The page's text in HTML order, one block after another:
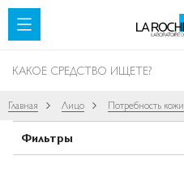
SKIP TO CONTENT
Главная Лицо Потребность кожи
Фильтры